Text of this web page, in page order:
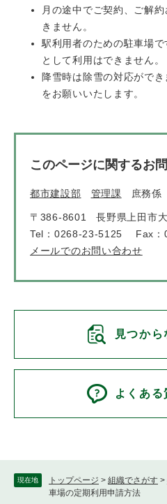
現在地 トップページ > 組織でさがす >
車場の定期利用申請方法
月の途中でご契約、ご解
きません。
駅利用者のための駐車場
として利用はできません。
降雪時は除雪の対応がで
をお願いいたします。
このページに関するお
都市建設部 管理課 庶務係
〒386-8601
長野県上田市
Tel：0268-23-5125
Fax
メールでのお問い合わせ
見つか
よくあ